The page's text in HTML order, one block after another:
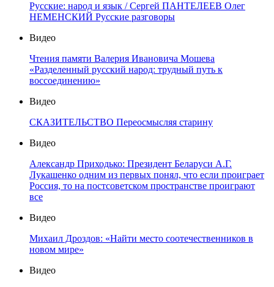
Русские: народ и язык / Сергей ПАНТЕЛЕЕВ Олег
НЕМЕНСКИЙ Русские разговоры
Видео
Чтения памяти Валерия Ивановича Мошева
«Разделенный русский народ: трудный путь к
воссоединению»
Видео
СКАЗИТЕЛЬСТВО Переосмысляя старину
Видео
Александр Приходько: Президент Беларуси А.Г.
Лукашенко одним из первых понял, что если проиграет
Россия, то на постсоветском пространстве проиграют
все
Видео
Михаил Дроздов: «Найти место соотечественников в
новом мире»
Видео